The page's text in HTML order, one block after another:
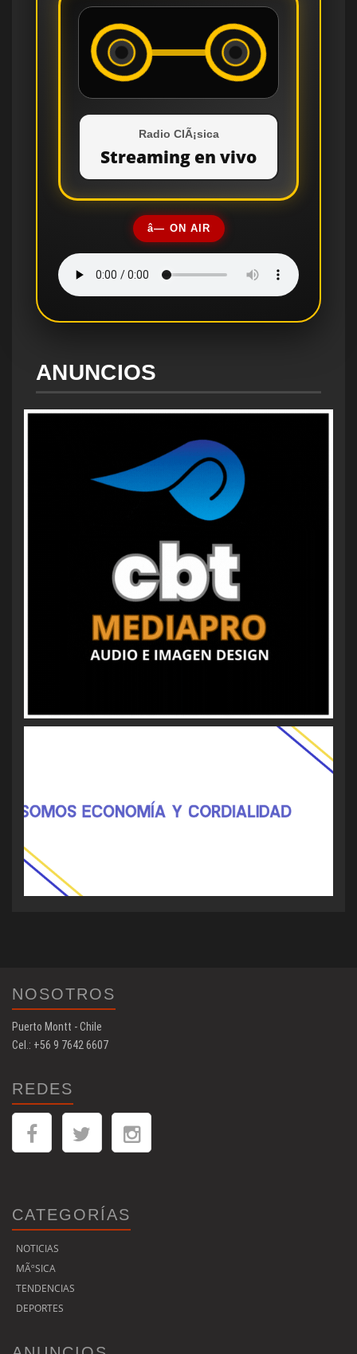
Radio ClÃ¡sica
Streaming en vivo
â— ON AIR
ANUNCIOS
NOSOTROS
Puerto Montt - Chile
Cel.: +56 9 7642 6607
REDES
CATEGORÍAS
NOTICIAS
MÃºSICA
TENDENCIAS
DEPORTES